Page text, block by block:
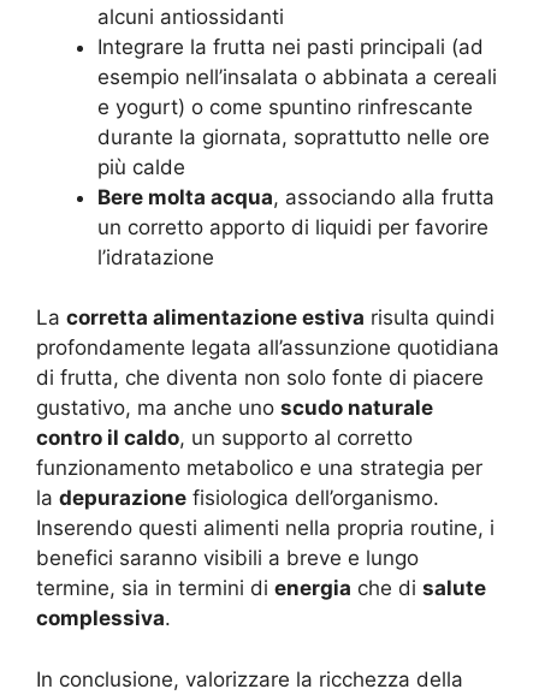
alcuni antiossidanti
Integrare la frutta nei pasti principali (ad
esempio nell’insalata o abbinata a cereali
e yogurt) o come spuntino rinfrescante
durante la giornata, soprattutto nelle ore
più calde
Bere molta acqua, associando alla frutta
un corretto apporto di liquidi per favorire
l’idratazione
La corretta alimentazione estiva risulta quindi
profondamente legata all’assunzione quotidiana
di frutta, che diventa non solo fonte di piacere
gustativo, ma anche uno scudo naturale
contro il caldo, un supporto al corretto
funzionamento metabolico e una strategia per
la depurazione fisiologica dell’organismo.
Inserendo questi alimenti nella propria routine, i
benefici saranno visibili a breve e lungo
termine, sia in termini di energia che di salute
complessiva.
In conclusione, valorizzare la ricchezza della